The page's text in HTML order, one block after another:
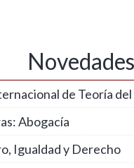
Novedades
de Teoría
Abogacía
Igualdad y Derecho